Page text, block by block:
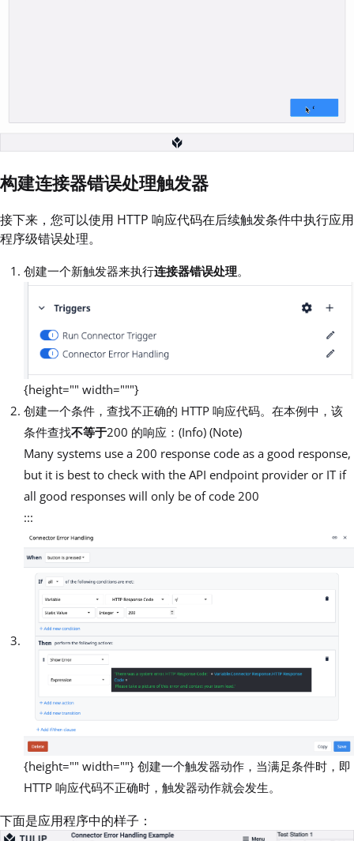
构建连接器错误处理触发器
接下来，您可以使用 HTTP 响应代码在后续触发条件中执行应用
程序级错误处理。
创建一个新触发器来执行连接器错误处理。
{height="" width="""}
创建一个条件，查找不正确的 HTTP 响应代码。在本例中，该
条件查找不等于200 的响应：(Info) (Note)
Many systems use a 200 response code as a good response,
but it is best to check with the API endpoint provider or IT if
all good responses will only be of code 200
:::
{height="" width=""} 创建一个触发器动作，当满足条件时，即
HTTP 响应代码不正确时，触发器动作就会发生。
下面是应用程序中的样子：